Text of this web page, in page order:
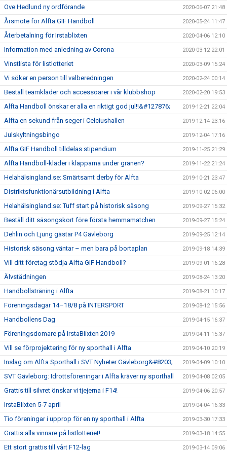
Ove Hedlund ny ordförande 2020-06-07 21:48
Årsmöte för Alfta GIF Handboll 2020-05-24 11:47
Återbetalning för Irstablixten 2020-04-06 12:10
Information med anledning av Corona 2020-03-12 22:01
Vinstlista för listlotteriet 2020-03-09 15:24
Vi söker en person till valberedningen 2020-02-24 00:14
Beställ teamkläder och accessoarer i vår klubbshop 2020-02-20 19:53
Alfta Handboll önskar er alla en riktigt god jul!!&#127876; 2019-12-21 22:04
Alfta en sekund från seger i Celciushallen 2019-12-14 23:16
Julskyltningsbingo 2019-12-04 17:16
Alfta GIF Handboll tilldelas stipendium 2019-11-25 21:29
Alfta Handboll-kläder i klapparna under granen? 2019-11-22 21:24
Helahälsingland.se: Smärtsamt derby för Alfta 2019-10-21 23:47
Distriktsfunktionärsutbildning i Alfta 2019-10-02 06:00
Helahälsingland.se: Tuff start på historisk säsong 2019-09-27 15:32
Beställ ditt säsongskort före första hemmamatchen 2019-09-27 15:24
Dehlin och Ljung gästar P4 Gävleborg 2019-09-25 12:14
Historisk säsong väntar – men bara på bortaplan 2019-09-18 14:39
Vill ditt företag stödja Alfta GIF Handboll? 2019-09-01 16:28
Älvstädningen 2019-08-24 13:20
Handbollsträning i Alfta 2019-08-21 10:17
Föreningsdagar 14–18/8 på INTERSPORT 2019-08-12 15:56
Handbollens Dag 2019-04-15 16:37
Föreningsdomare på IrstaBlixten 2019 2019-04-11 15:37
Vill se förprojektering för ny sporthall i Alfta 2019-04-10 20:19
Inslag om Alfta Sporthall i SVT Nyheter Gävleborg&#8203; 2019-04-09 10:10
SVT Gävleborg: Idrottsföreningar i Alfta kräver ny sporthall 2019-04-08 02:05
Grattis till silvret önskar vi tjejerna i F14! 2019-04-06 20:57
IrstaBlixten 5-7 april 2019-04-04 16:33
Tio föreningar i upprop för en ny sporthall i Alfta 2019-03-30 17:33
Grattis alla vinnare på listlotteriet! 2019-03-18 14:55
Ett stort grattis till vårt F12-lag 2019-03-14 09:06